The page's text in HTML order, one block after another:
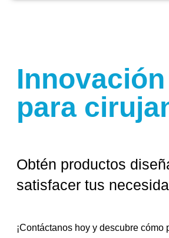
para
Obtén productos
satisfacer tus
¡Contáctanos hoy y descubre